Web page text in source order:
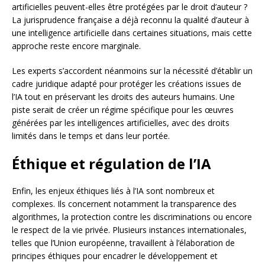
artificielles peuvent-elles être protégées par le droit d’auteur ?
La jurisprudence française a déjà reconnu la qualité d’auteur à
une intelligence artificielle dans certaines situations, mais cette
approche reste encore marginale.
Les experts s’accordent néanmoins sur la nécessité d’établir un
cadre juridique adapté pour protéger les créations issues de
l’IA tout en préservant les droits des auteurs humains. Une
piste serait de créer un régime spécifique pour les œuvres
générées par les intelligences artificielles, avec des droits
limités dans le temps et dans leur portée.
Éthique et régulation de l’IA
Enfin, les enjeux éthiques liés à l’IA sont nombreux et
complexes. Ils concernent notamment la transparence des
algorithmes, la protection contre les discriminations ou encore
le respect de la vie privée. Plusieurs instances internationales,
telles que l’Union européenne, travaillent à l’élaboration de
principes éthiques pour encadrer le développement et